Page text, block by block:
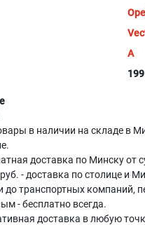
Opel
A
в наличии на складе в
доставка по Минску от
- доставка по столице и
до транспортных компаний,
- бесплатно всегда.
доставка в любую